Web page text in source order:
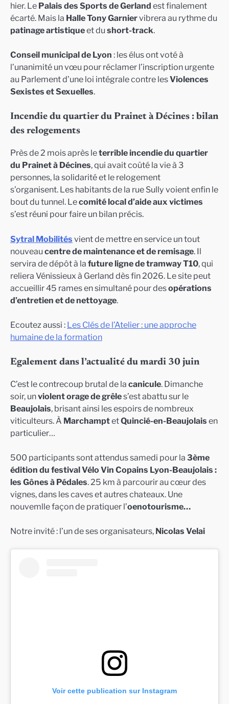
hier. Le Palais des Sports de Gerland est finalement
écarté. Mais la Halle Tony Garniervibrera au rythme du
patinage artistiqueet du short-track.
Conseil municipal de Lyon : les élus ont voté à
l’unanimité un vœu pour réclamer l’inscription urgente
au Parlement d’une loi intégrale contre lesViolences
Sexistes et Sexuelles.
Incendie du quartier du Prainet à Décines : bilan
des relogements
Près de 2 mois après leterrible incendie du quartier
du Prainet à Décines, qui avait coûté la vie à 3
personnes, la solidarité et le relogement
s’organisent. Les habitants de la rue Sully voient enfin le
bout du tunnel. Lecomité local d’aide aux victimes
s’est réuni pour faire un bilan précis.
Sytral Mobilités vient de mettre en service un tout
nouveau centre de maintenance et de remisage. Il
servira de dépôt à la future ligne de tramway T10, qui
reliera Vénissieux à Gerland dès fin 2026. Le site peut
accueillir 45 rames en simultané pour desopérations
d’entretien et de nettoyage.
Ecoutez aussi : Les Clés de l’Atelier : une approche
humaine de la formation
Egalement dans l’actualité du mardi 30 juin
C’est le contrecoup brutal de la canicule. Dimanche
soir, unviolent orage de grêles’est abattu sur le
Beaujolais, brisant ainsi les espoirs de nombreux
viticulteurs. À MarchamptetQuincié-en-Beaujolais en
particulier…
500 participants sont attendus samedi pour la 3ème
édition du festival Vélo Vin Copains Lyon-Beaujolais :
les Gônes à Pédales. 25 km à parcourir au cœur des
vignes, dans les caves et autres chateaux. Une
nouvemlle façon de pratiquer l’oenotourisme…
Notre invité : l’un de ses organisateurs, Nicolas Velai
Voir cette publication sur Instagram